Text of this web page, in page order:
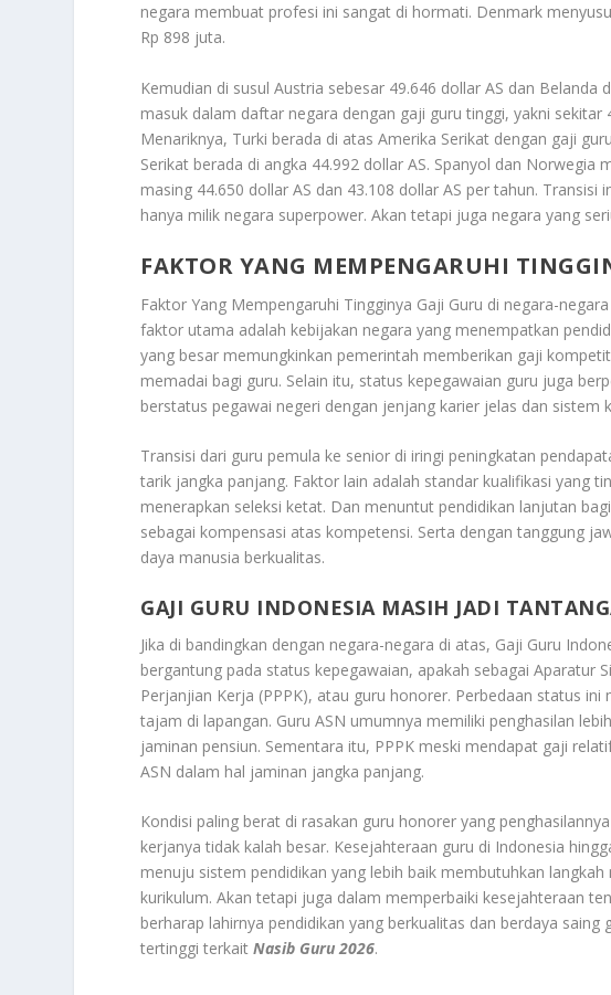
negara membuat profesi ini sangat di hormati. Denmark
Rp 898 juta.
Kemudian di susul Austria sebesar 49.646 dollar AS dan Belanda
masuk dalam daftar negara dengan gaji guru tinggi, yakni sekitar
Menariknya, Turki berada di atas Amerika Serikat dengan gaji
Serikat berada di angka 44.992 dollar AS. Spanyol dan Norwegia
masing 44.650 dollar AS dan 43.108 dollar AS per tahun.
hanya milik negara superpower. Akan tetapi juga negara yang
FAKTOR YANG MEMPENGARUHI
Faktor Yang Mempengaruhi Tingginya Gaji Guru di negara-
faktor utama adalah kebijakan negara yang menempatkan
yang besar memungkinkan pemerintah memberikan gaji
memadai bagi guru. Selain itu, status kepegawaian guru juga
berstatus pegawai negeri dengan jenjang karier jelas dan sistem
Transisi dari guru pemula ke senior di iringi peningkatan
tarik jangka panjang. Faktor lain adalah standar kualifikasi yang
menerapkan seleksi ketat. Dan menuntut pendidikan lanjutan
sebagai kompensasi atas kompetensi. Serta dengan tanggung
daya manusia berkualitas.
GAJI GURU INDONESIA MASIH JADI
Jika di bandingkan dengan negara-negara di atas, Gaji Guru
bergantung pada status kepegawaian, apakah sebagai Aparatur
Perjanjian Kerja (PPPK), atau guru honorer. Perbedaan status
tajam di lapangan. Guru ASN umumnya memiliki penghasilan
jaminan pensiun. Sementara itu, PPPK meski mendapat gaji
ASN dalam hal jaminan jangka panjang.
Kondisi paling berat di rasakan guru honorer yang
kerjanya tidak kalah besar. Kesejahteraan guru di Indonesia
menuju sistem pendidikan yang lebih baik membutuhkan
kurikulum. Akan tetapi juga dalam memperbaiki kesejahteraan
berharap lahirnya pendidikan yang berkualitas dan berdaya
tertinggi terkaitNasib Guru 2026.